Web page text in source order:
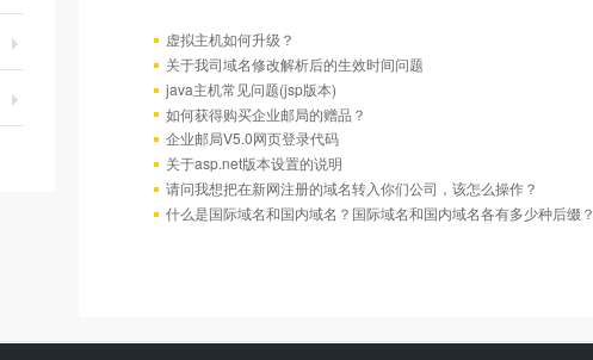
虚拟主机如何升级？
关于我司域名修改解析后的生效时间问题
java主机常见问题(jsp版本)
如何获得购买企业邮局的赠品？
企业邮局V5.0网页登录代码
关于asp.net版本设置的说明
请问我想把在新网注册的域名转入你们公司，该怎么操作？
什么是国际域名和国内域名？国际域名和国内域名各有多少种后缀？